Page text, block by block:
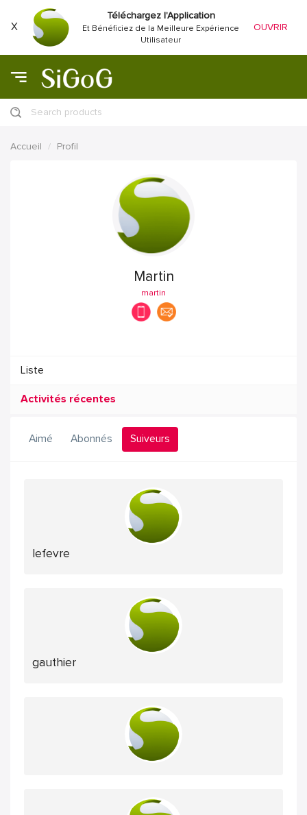
X
Téléchargez l'Application
Et Bénéficiez de la Meilleure Expérience
Utilisateur
OUVRIR
Search products
Accueil Profil
Martin
martin
Liste
Activités récentes
Aimé Abonnés Suiveurs
lefevre
gauthier